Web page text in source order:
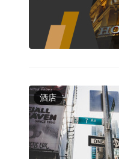
酒店